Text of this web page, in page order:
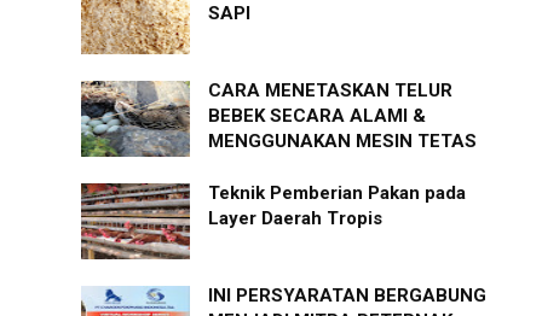
SAPI
CARA MENETASKAN TELUR
BEBEK SECARA ALAMI &
MENGGUNAKAN MESIN TETAS
Teknik Pemberian Pakan pada
Layer Daerah Tropis
INI PERSYARATAN BERGABUNG